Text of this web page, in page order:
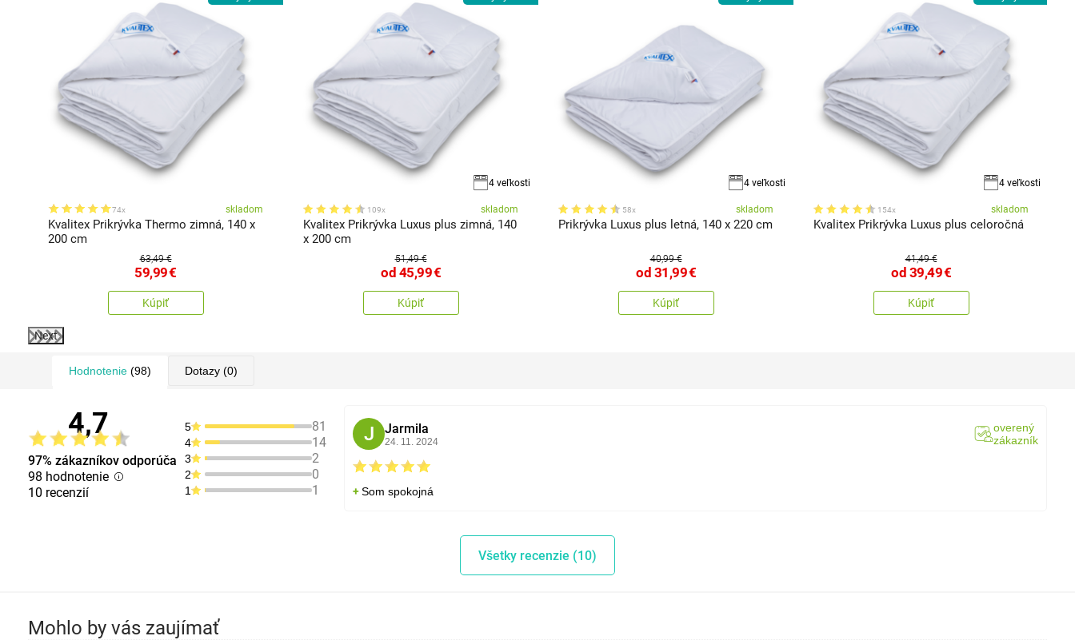
74x skladom
Kvalitex Prikrývka Thermo zimná, 140 x
200 cm
63,49 €
59,99€
Kúpiť
4 veľkosti
109x skladom
Kvalitex Prikrývka Luxus plus zimná, 140
x 200 cm
51,49 €
od 45,99€
Kúpiť
4 veľkosti
58x skladom
Prikrývka Luxus plus letná, 140 x 220 cm
40,99 €
od 31,99€
Kúpiť
4 veľkosti
154x skladom
Kvalitex Prikrývka Luxus plus celoročná
41,49 €
od 39,49€
Kúpiť
Next
Hodnotenie (98) Dotazy (0)
4,7
97% zákazníkov odporúča
98 hodnotenie
10 recenzií
5 81
4 14
3 2
2 0
1 1
J Jarmila
24. 11. 2024
overený
zákazník
Som spokojná
Všetky recenzie (10)
Mohlo by vás zaujímať